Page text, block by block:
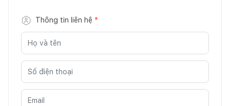
Thông tin liên hệ *